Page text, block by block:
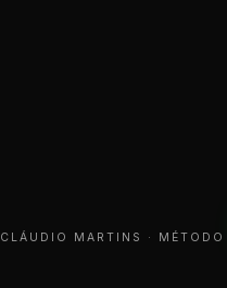
CLÁUDIO MARTINS · MÉTODO